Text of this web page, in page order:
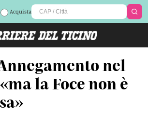
Acquista
nel
la Foce non è